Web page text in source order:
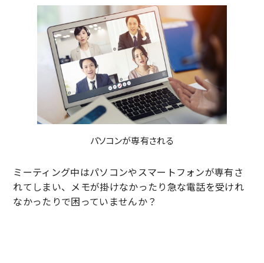
パソコンが専有される
ミーティング中はパソコンやスマートフォンが専有さ
れてしまい、メモが掛けなかったり急な電話を受けれ
なかったりで困っていませんか？